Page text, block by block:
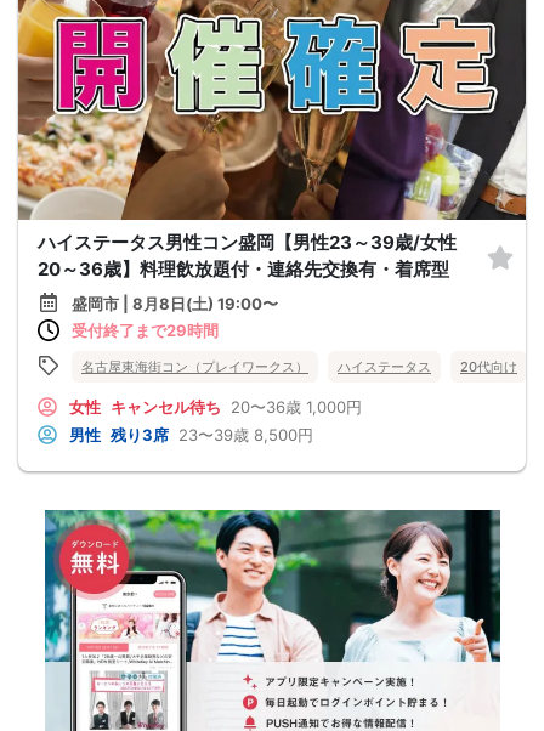
ハイステータス男性コン盛岡【男性23～39歳/女性
20～36歳】料理飲放題付・連絡先交換有・着席型
盛岡市 | 8月8日(土) 19:00〜
受付終了まで29時間
名古屋東海街コン（プレイワークス） ハイステータス 20代向け
女性 キャンセル待ち 20〜36歳 1,000円
男性 残り3席 23〜39歳 8,500円